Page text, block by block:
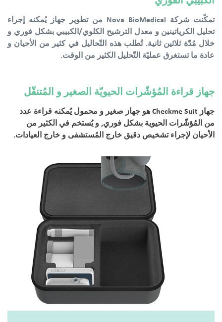
تمكّنت شركة Nova BioMedical من تطوير جهاز يُمكنه إجراء
تحليل الكرياتينين و معدل الترشيح الكلوي/الكبيبي بشكل فوري و
خلال مُدّة ثلاثين ثانية. تُطلب هذه التّحاليل في كثير من الأحيان و
عادة ما تستغرق عمليّة التّحليل الكثير من الوقت.
جهاز قراءة المُؤشّرات الحيويّة الصغير و المُتنقّل
جهاز Checkme Suit هو جهاز صغير و محمول يُمكنه قراءة عدد
من المُؤشّرات الحيوية بشكل فوري, و يُستخم في الكثير من
الأحيان لإجراء تشخيص دقيق خارج المُستشفى و خارج العيادات.